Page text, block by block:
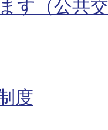
す（公共
度